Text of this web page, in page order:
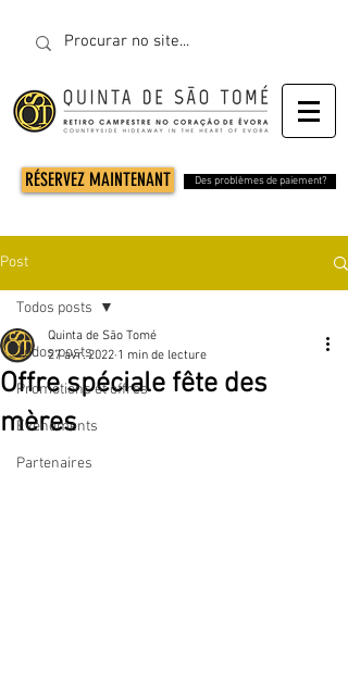
RÉSERVEZ MAINTENANT Des problèmes de paiement?
Post
Todos posts
Promotions et offres
Événements
Partenaires
Todos posts
Offre spéciale fête des
mères
Quinta de São Tomé
27 avr. 2022 1 min de lecture